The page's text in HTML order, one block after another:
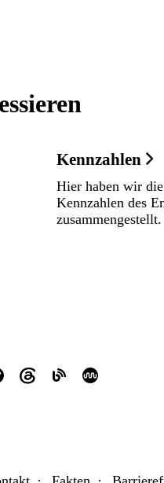
Kennzahlen
Hier haben wir
Kennzahlen des
zusammengestellt.